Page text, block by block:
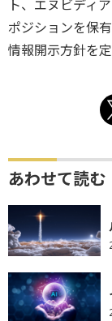
ト、エヌビディ
ポジションを保
情報開示方針を定
あわせて読む